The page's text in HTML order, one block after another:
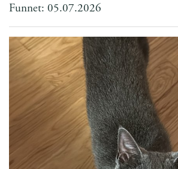
Funnet: 05.07.2026